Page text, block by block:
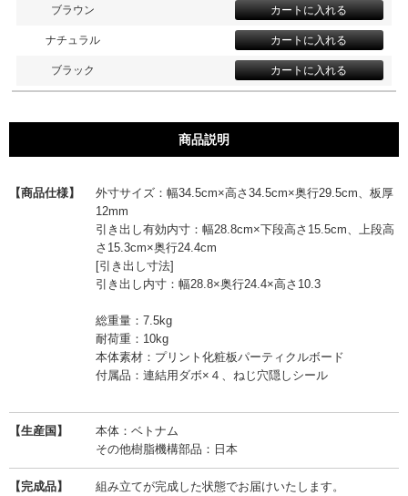
ブラウン
ナチュラル
ブラック
商品説明
【商品仕様】
外寸サイズ：幅34.5cm×高さ34.5cm×奥行29.5cm、板厚
12mm
引き出し有効内寸：幅28.8cm×下段高さ15.5cm、上段高
さ15.3cm×奥行24.4cm
[引き出し寸法]
引き出し内寸：幅28.8×奥行24.4×高さ10.3
総重量：7.5kg
耐荷重：10kg
本体素材：プリント化粧板パーティクルボード
付属品：連結用ダボ×４、ねじ穴隠しシール
【生産国】
本体：ベトナム
その他樹脂機構部品：日本
【完成品】
組み立てが完成した状態でお届けいたします。